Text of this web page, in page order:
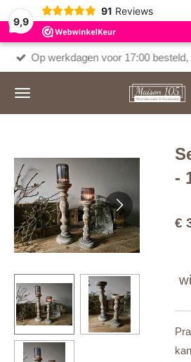
9,9
91 Reviews
Op werkdagen voor 17:00
-
€